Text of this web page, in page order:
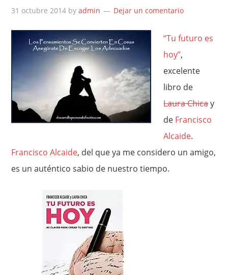
31 octubre 2014 byadmin Dejar un comentario
“Tu futuro es
hoy”,
excelente
libro de
Laura Chicay
de Francisco
Alcaide.
Francisco Alcaide, del que ya me considero un amigo,
es un auténtico sabio de nuestro tiempo.